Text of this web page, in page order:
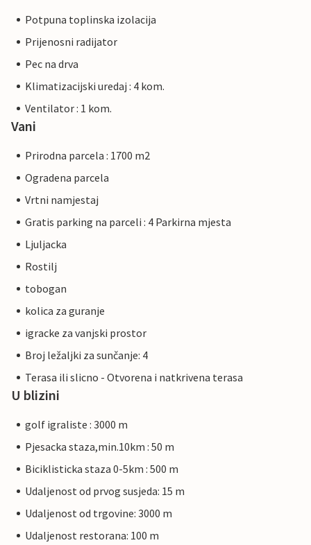
Potpuna toplinska izolacija
Prijenosni radijator
Pec na drva
Klimatizacijski uredaj : 4 kom.
Ventilator : 1 kom.
Vani
Prirodna parcela : 1700 m2
Ogradena parcela
Vrtni namjestaj
Gratis parking na parceli : 4 Parkirna mjesta
Ljuljacka
Rostilj
tobogan
kolica za guranje
igracke za vanjski prostor
Broj ležaljki za sunčanje: 4
Terasa ili slicno - Otvorena i natkrivena terasa
U blizini
golf igraliste : 3000 m
Pjesacka staza,min.10km : 50 m
Biciklisticka staza 0-5km : 500 m
Udaljenost od prvog susjeda: 15 m
Udaljenost od trgovine: 3000 m
Udaljenost restorana: 100 m